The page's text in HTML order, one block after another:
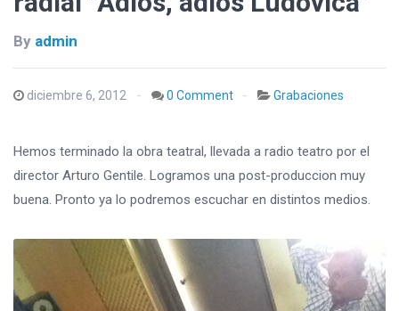
By admin
diciembre 6, 2012 0 Comment Grabaciones
Hemos terminado la obra teatral, llevada a radio teatro por el
director Arturo Gentile. Logramos una post-produccion muy
buena. Pronto ya lo podremos escuchar en distintos medios.